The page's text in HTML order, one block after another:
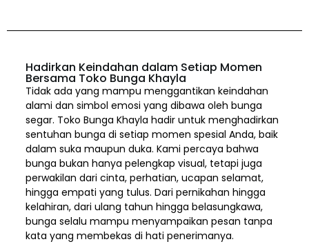
Hadirkan Keindahan dalam Setiap Momen
Bersama Toko Bunga Khayla
Tidak ada yang mampu menggantikan keindahan
alami dan simbol emosi yang dibawa oleh bunga
segar. Toko Bunga Khayla hadir untuk menghadirkan
sentuhan bunga di setiap momen spesial Anda, baik
dalam suka maupun duka. Kami percaya bahwa
bunga bukan hanya pelengkap visual, tetapi juga
perwakilan dari cinta, perhatian, ucapan selamat,
hingga empati yang tulus. Dari pernikahan hingga
kelahiran, dari ulang tahun hingga belasungkawa,
bunga selalu mampu menyampaikan pesan tanpa
kata yang membekas di hati penerimanya.